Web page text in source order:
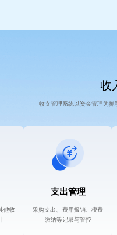
收
收支管理系统以资金管理为
他收
支出管理
采购支出、费用报销、税费
缴纳等记录与管控